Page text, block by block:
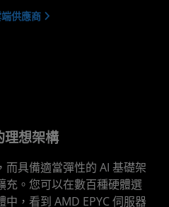
理想架構
具備適當彈性的 AI 基礎架
充。您可以在數百種硬體選
，看到 AMD EPYC 伺服器
供應商